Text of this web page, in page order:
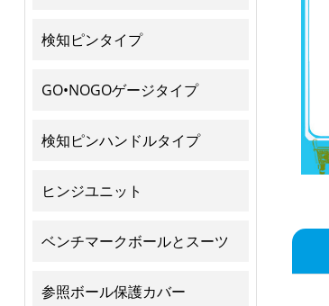
検知ピンタイプ
GO•NOGOゲージタイプ
検知ピンハンドルタイプ
ヒンジユニット
ベンチマークボールとスーツ
参照ボール保護カバー